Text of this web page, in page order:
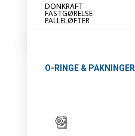
DONKRAFT
FASTGØRELSE
PALLELØFTER
O-RINGE & PAKNINGER